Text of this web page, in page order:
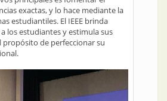
exactas, y lo hace mediante la
estudiantiles. El IEEE brinda
los estudiantes y estimula sus
propósito de perfeccionar su